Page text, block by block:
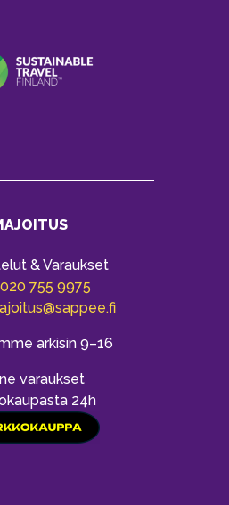
& Varaukset
020 755 9975
arkisin 9–16
varaukset
24h